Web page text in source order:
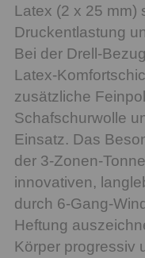
Latex (2 x 25 mm)
Druckentlastung
Bei der Drell-
Latex-
zusätzliche
Schafschurwolle
Einsatz. Das
der 3-Zonen-
innovativen,
durch 6-Gang-
Heftung
Körper progressiv